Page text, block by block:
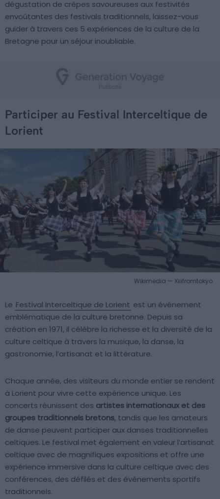
dégustation de crêpes savoureuses aux festivités
envoûtantes des festivals traditionnels, laissez-vous
guider à travers ces 5 expériences de la culture de la
Bretagne pour un séjour inoubliable.
Participer au Festival Interceltique de
Lorient
Wikimedia — Xiiifromtokyo
Le Festival Interceltique de Lorient est un événement
emblématique de la culture bretonne. Depuis sa
création en 1971, il célèbre la richesse et la diversité de la
culture celtique à travers la musique, la danse, la
gastronomie, l’artisanat et la littérature.
Chaque année, des visiteurs du monde entier se rendent
à Lorient pour vivre cette expérience unique. Les
concerts réunissent des artistes internationaux et des
groupes traditionnels bretons, tandis que les amateurs
de danse peuvent participer aux danses traditionnelles
celtiques. Le festival met également en valeur l’artisanat
celtique avec de magnifiques expositions et offre une
expérience immersive dans la culture celtique avec des
conférences, des défilés et des événements sportifs
traditionnels.